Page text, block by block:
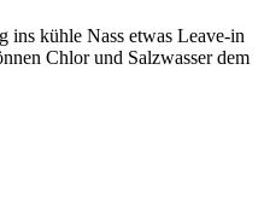
ins kühle Nass etwas Leave-in
Chlor und Salzwasser dem